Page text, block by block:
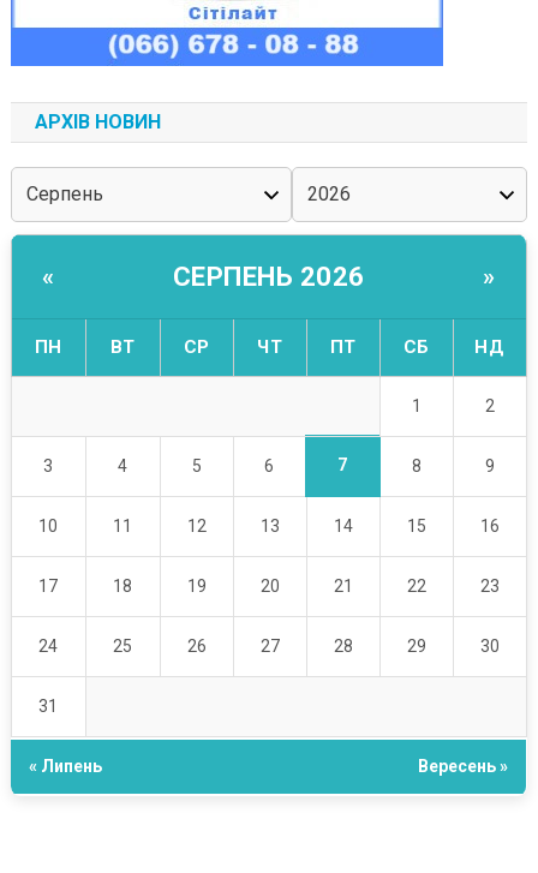
АРХІВ НОВИН
« СЕРПЕНЬ 2026 »
ПН ВТ СР ЧТ ПТ СБ НД
1 2
3 4 5 6 7 8 9
10 11 12 13 14 15 16
17 18 19 20 21 22 23
24 25 26 27 28 29 30
31
« Липень Вересень »